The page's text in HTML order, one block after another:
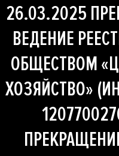
26.03.2025
ВЕДЕНИЕ
ОБЩЕСТВОМ
ХОЗЯЙСТВО»